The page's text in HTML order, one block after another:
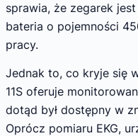
sprawia, że zegarek
bateria o pojemności
pracy.
Jednak to, co kryje się
11S oferuje
dotąd był dostępny w
Oprócz pomiaru EKG,